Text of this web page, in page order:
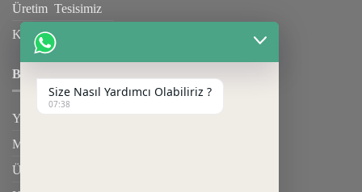
Üretim Tesisimiz
Kalite Belgelerimiz
BILGILENDIRME
Yardım
Mesafeli Satış Sözleşmesi
Üyelik Sözleşmesi
Size Nasıl Yardımcı Olabiliriz ?
07:38